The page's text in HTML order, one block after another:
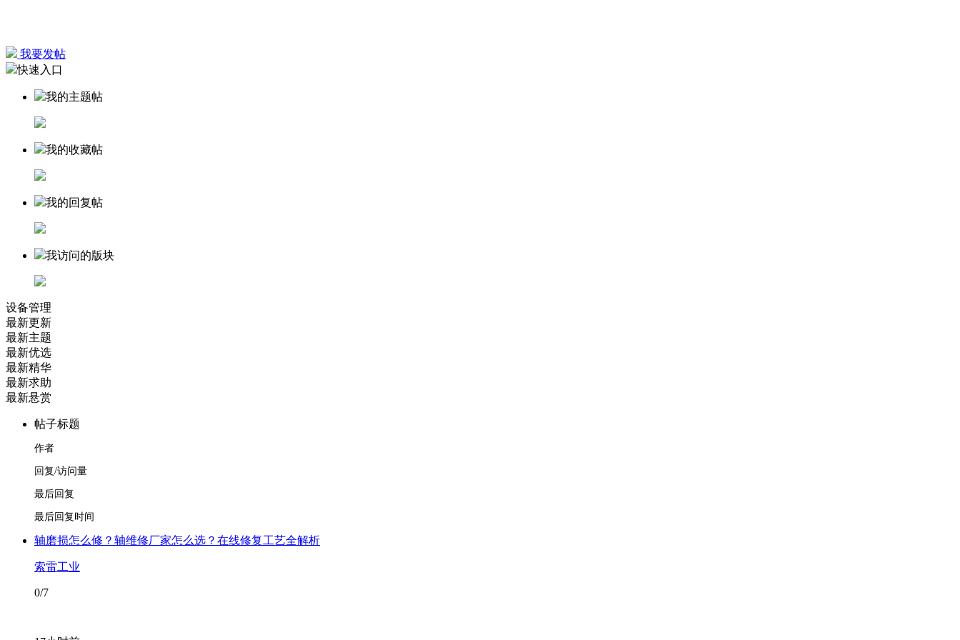
我要发帖
快速入口
我的主题帖
我的收藏帖
我的回复帖
我访问的版块
设备管理
最新更新
最新主题
最新优选
最新精华
最新求助
最新悬赏
帖子标题
作者
回复/访问量
最后回复
最后回复时间
轴磨损怎么修？轴维修厂家怎么选？在线修复工艺全解析
索雷工业
0/7